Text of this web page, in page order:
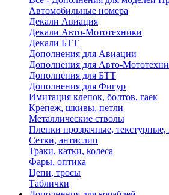
Автомобильные номера
Декали Авиация
Декали Авто-Мототехники
Декали БТТ
Дополнения для Авиации
Дополнения для Авто-
Дополнения для БТТ
Дополнения для Фигур
Имитация клепок, болтов, гаек
Крепеж, шкивы, петли
Металлические стволы
Пленки прозрачные, текстурные,
Сетки, антислип
Траки, катки, колеса
Фары, оптика
Цепи, тросы
Таблички